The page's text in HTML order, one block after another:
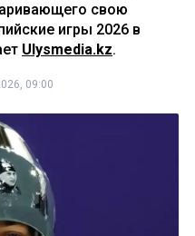
свою
игры 2026 в
Ulysmedia.kz.
09:00